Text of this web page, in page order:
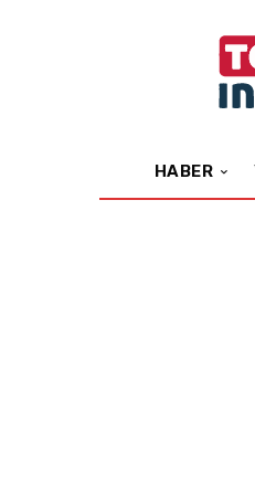
HABER